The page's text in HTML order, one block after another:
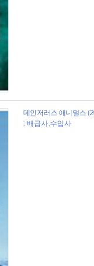
데인저러스 애니멀스
: 배급사,수입사